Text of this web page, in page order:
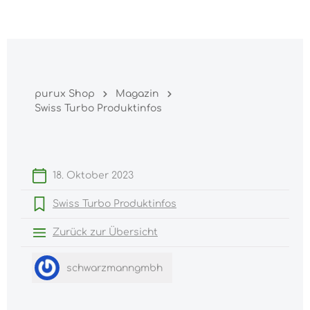
purux Shop
Magazin
Swiss Turbo Produktinfos
18. Oktober 2023
Swiss Turbo Produktinfos
Zurück zur Übersicht
schwarzmanngmbh